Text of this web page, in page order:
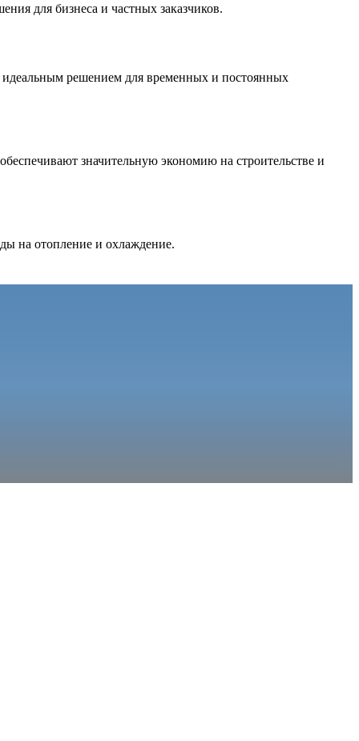
для бизнеса и частных заказчиков.
идеальным решением для временных и постоянных
значительную экономию на строительстве и
на отопление и охлаждение.